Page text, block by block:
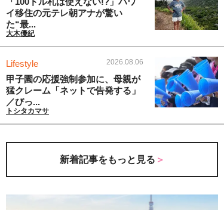
イ移住の元テレ朝アナが驚い
た“最...
大木優紀
Lifestyle 2026.08.06
甲子園の応援強制参加に、母親が
猛クレーム「ネットで告発する」
／びっ...
トシタカマサ
新着記事をもっと見る